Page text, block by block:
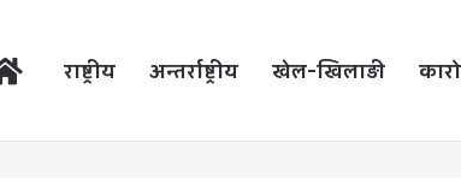
राष्ट्रीय अन्तर्राष्ट्रीय खेल-खिलाड़ी